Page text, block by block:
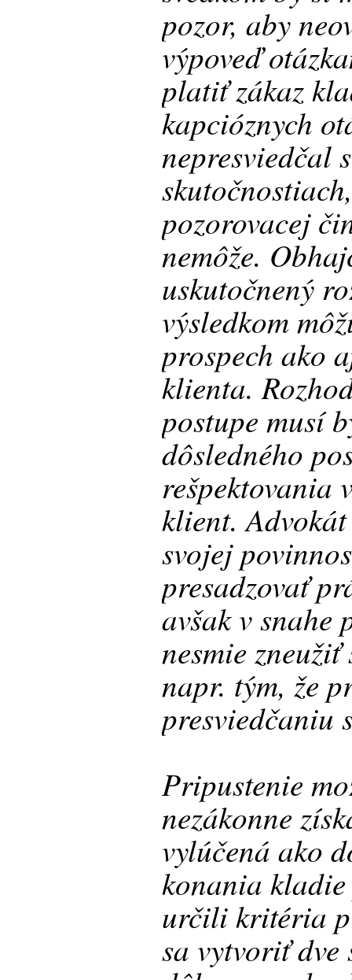
pozor, aby
výpoveď
platiť zákaz
kapcióznych
nepresviedčal
pozorovacej
nemôže.
uskutočnený
výsledkom
prospech ako
klienta.
postupe musí
dôsledného
rešpektovania
klient.
svojej
presadzovať
avšak v snahe
nesmie
napr. tým, že
presviedčaniu
Pripustenie
nezákonne
vylúčená ako
konania
určili kritéria
sa vytvoriť dve